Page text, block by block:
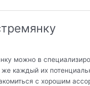
можно в
каждый их
с хорошим